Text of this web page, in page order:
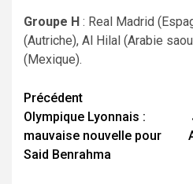
Groupe H : Real Madrid
(Autriche), Al Hilal (Arabie
(Mexique).
Navigation
d’article
Précédent
Olympique Lyonnais :
mauvaise nouvelle pour
Said Benrahma